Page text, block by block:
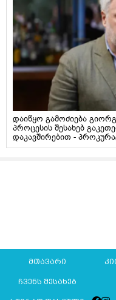
დაიწყო გამოძიება
პროცესის შესახებ
დაკავშირებით -
მთავარი
ჩვენს შესახებ